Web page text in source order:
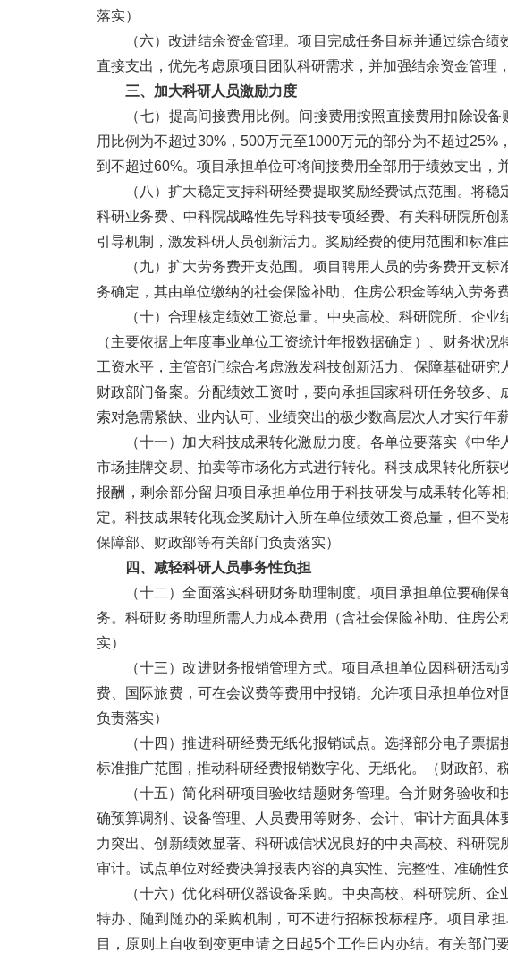
落实）
（六）改进结余资金管理。项目完成任务目标并通过综合绩
直接支出，优先考虑原项目团队科研需求，并加强结余资金管理
三、加大科研人员激励力度
（七）提高间接费用比例。 间接费用按照直接费用扣除设
用比例为不超过30%，500万元至1000万元的部分为不超过
到不超过60%。项目承担单位可将间接费用全部用于绩效支出，
（八）扩大稳定支持科研经费提取奖励经费试点范围。 将稳
科研业务费、中科院战略性先导科技专项经费、有关科研院所
引导机制，激发科研人员创新活力。奖励经费的使用范围和标准
（九）扩大劳务费开支范围。 项目聘用人员的劳务费开支标
务确定，其由单位缴纳的社会保险补助、住房公积金等纳入劳务
（十）合理核定绩效工资总量。 中央高校、科研院所、企业
（主要依据上年度事业单位工资统计年报数据确定）、财务状
工资水平，主管部门综合考虑激发科技创新活力、保障基础研
财政部门备案。分配绩效工资时，要向承担国家科研任务较多
索对急需紧缺、业内认可、业绩突出的极少数高层次人才实行年薪
（十一）加大科技成果转化激励力度。各单位要落实《中华
市场挂牌交易、拍卖等市场化方式进行转化。科技成果转化所
报酬，剩余部分留归项目承担单位用于科技研发与成果转化等
定。科技成果转化现金奖励计入所在单位绩效工资总量，但不
保障部、财政部等有关部门负责落实）
四、减轻科研人员事务性负担
（十二）全面落实科研财务助理制度。项目承担单位要确保
务。科研财务助理所需人力成本费用（含社会保险补助、住房
实）
（十三）改进财务报销管理方式。 项目承担单位因科研活动
费、国际旅费，可在会议费等费用中报销。允许项目承担单位
负责落实）
（十四）推进科研经费无纸化报销试点。选择部分电子票据
标准推广范围，推动科研经费报销数字化、无纸化。
（财政部、
（十五）简化科研项目验收结题财务管理。合并财务验收和
确预算调剂、设备管理、人员费用等财务、会计、审计方面具
力突出、创新绩效显著、科研诚信状况良好的中央高校、科研
审计。试点单位对经费决算报表内容的真实性、完整性、准确性
（十六）优化科研仪器设备采购。 中央高校、科研院所、企
特办、随到随办的采购机制，可不进行招标投标程序。项目承
目，原则上自收到变更申请之日起5个工作日内办结。有关部门